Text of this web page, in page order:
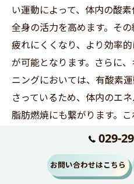
い運動によって、体内の酸
全身の活力を高めます。そ
疲れにくくなり、より効率
が可能となります。さらに
ニングにおいては、有酸素
さっているため、体内のエ
脂肪燃焼にも繋がります。
るだけでなく、健康的な体
泌され、ストレス解消や気
029-
お問い合わせはこちら